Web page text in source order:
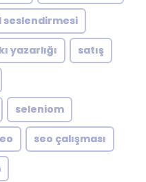
seslendirmesi
yazarlığı satış
seleniom
seo çalışması